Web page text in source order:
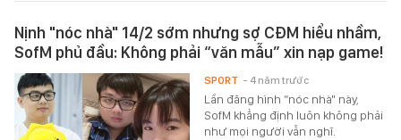
Nịnh "nóc nhà" 14/2 sớm nhưng sợ CĐM hiểu nhầm,
SofM phủ đầu: Không phải “văn mẫu” xin nạp game!
Lần đăng hình “nóc nhà" này,
SofM khẳng định luôn không phải
như mọi người vẫn nghĩ.
SPORT - 4 năm trước